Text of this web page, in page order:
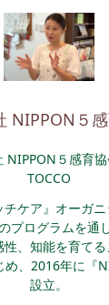
NIPPON５
NIPPON５感育
TOCCO
ケア』オーガ
プログラムを通
、知能を育てる
、2016年に『
設立。